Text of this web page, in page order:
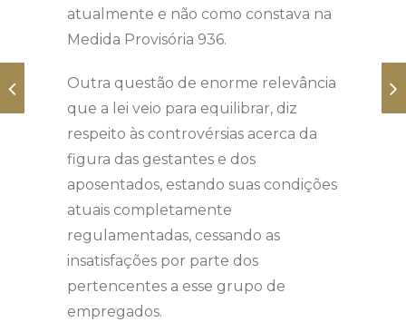
atualmente e não como constava na
Medida Provisória 936.
Outra questão de enorme relevância
que a lei veio para equilibrar, diz
respeito às controvérsias acerca da
figura das gestantes e dos
aposentados, estando suas condições
atuais completamente
regulamentadas, cessando as
insatisfações por parte dos
pertencentes a esse grupo de
empregados.